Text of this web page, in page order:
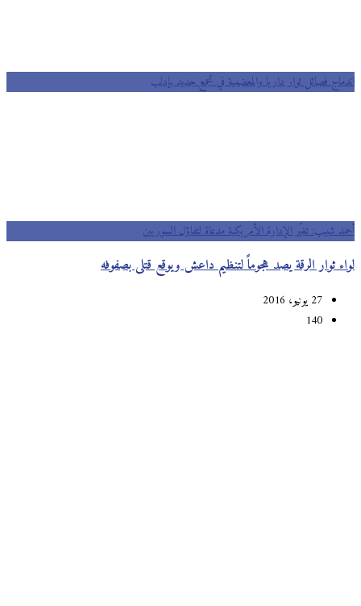
اندماج فصائل ثوار داريا والمعضمية في تجمع جديد بإدلب
أحمد شبيب: تغيّر الإدارة الأمريكية مدعاة لتفاؤل السوريين
لواء ثوار الرقة يصد هجوماً لتنظيم داعش ويوقع قتلى بصفوفه
27 يونيو، 2016
140